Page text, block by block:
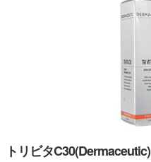
トリビタC30(Dermaceutic)